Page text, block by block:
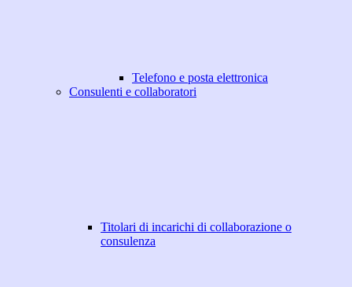
Telefono e posta elettronica
Consulenti e collaboratori
Titolari di incarichi di collaborazione o
consulenza